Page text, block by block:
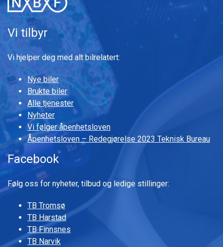
Vi tilbyr
Vi hjelper deg med alt bilrelatert:
Nye biler
Brukte biler
Alle tjenester
Nyheter
Vi følger åpenhetsloven
Åpenhetsloven – Redegjørelse 2023 Teknisk Bureau
Facebook
Følg oss for nyheter, tilbud og ledige stillinger:
TB Tromsø
TB Harstad
TB Finnsnes
TB Narvik